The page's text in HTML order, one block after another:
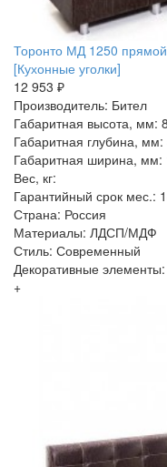
Торонто МД 1250
[Кухонные уголки]
12 953 ₽
Производитель: Бител
Габаритная высота, мм:
Габаритная глубина, мм:
Габаритная ширина, мм:
Вес, кг:
Гарантийный срок мес.:
Страна: Россия
Материалы: ЛДСП/МДФ
Стиль: Современный
Декоративные
+